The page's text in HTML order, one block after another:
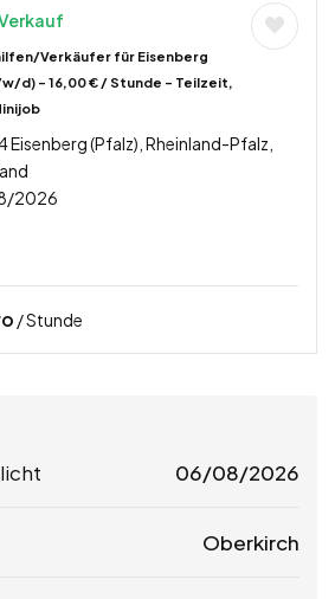
Verkäufer für Eisenberg
d) – 16,00 € / Stunde – Teilzeit,
Eisenberg (Pfalz), Rheinland-Pfalz,
2026
/ Stunde
06/08/2026
Oberkirch